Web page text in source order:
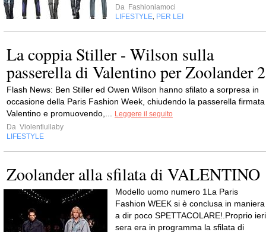
Da Fashioniamoci
LIFESTYLE PER LEI
La coppia Stiller - Wilson sulla
passerella di Valentino per Zoolander 2
Flash News: Ben Stiller ed Owen Wilson hanno sfilato a sorpresa in
occasione della Paris Fashion Week, chiudendo la passerella firmata
Valentino e promuovendo,...
Leggere il seguito
Da Violentlullaby
LIFESTYLE
Zoolander alla sfilata di VALENTINO
Modello uomo numero 1La Paris
Fashion WEEK si è conclusa in maniera
a dir poco SPETTACOLARE!.Proprio ieri
sera era in programma la sfilata di